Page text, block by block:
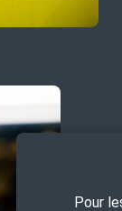
Pour